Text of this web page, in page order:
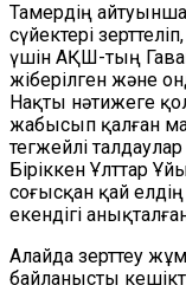
Тамердің
сүйектері
үшін АҚШ-тың
жіберілген және
Нақты нәтижеге
жабысып қалған
тегжейлі
Біріккен Ұлттар
соғысқан қай
екендігі
Алайда зерттеу
байланысты